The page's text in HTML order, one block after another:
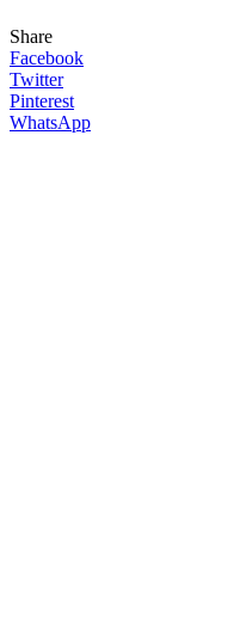
Share
Facebook
Twitter
Pinterest
WhatsApp